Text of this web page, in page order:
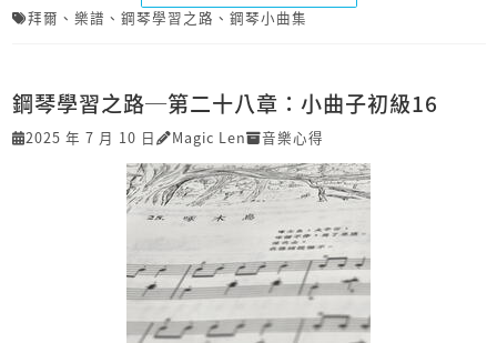
拜爾 、 樂譜 、 鋼琴學習之路 、 鋼琴小曲集
鋼琴學習之路─第二十八章：小曲子初級16
2025 年 7 月 10 日 Magic Len 音樂心得